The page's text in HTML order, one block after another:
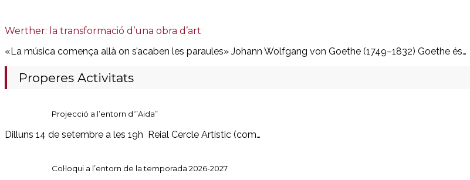
Werther: la transformació d’una obra d’art
«La música comença allà on s’acaben les paraules» Johann Wolfgang von Goethe (1749–1832) Goethe és…
Properes Activitats
Projecció a l’entorn d'”Aida”
Dilluns 14 de setembre a les 19h Reial Cercle Artístic (com…
Col·loqui a l’entorn de la temporada 2026-2027